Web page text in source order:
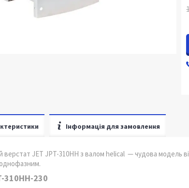
Інформація для замовлення
верстат JET JPT-310HH з валом helical — чудова модель
310HH-230